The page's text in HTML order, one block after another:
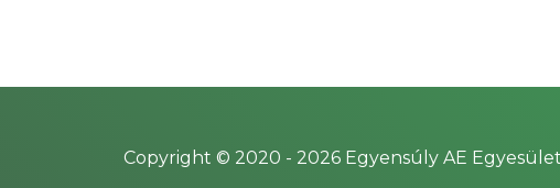
Copyright © 2020 - 2026 Egyensúly AE Egyesület